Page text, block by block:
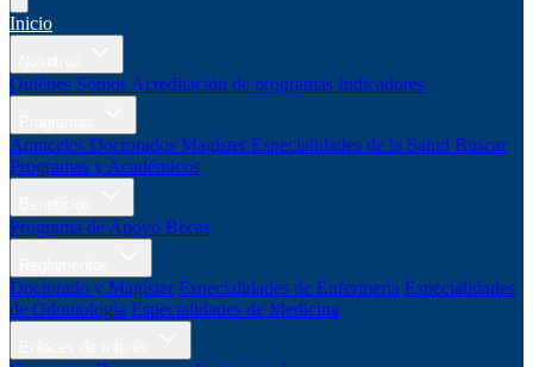
Inicio
Quiénes Somos Acreditación de programas Indicadores
Aranceles Doctorados Magíster Especialidades de la Salud Buscar
Programas y Académicos
Programa de Apoyo Becas
Doctorado y Magíster Especialidades de Enfermería Especialidades
de Odontología Especialidades de Medicina